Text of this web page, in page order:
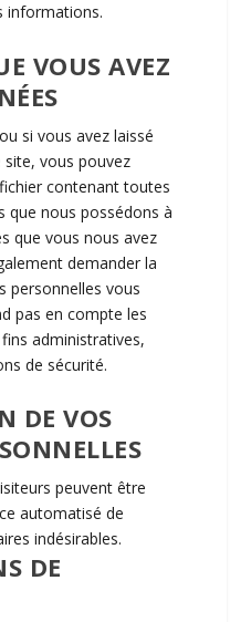
informations.
VOUS AVEZ
si vous avez laissé
vous pouvez
contenant toutes
que nous possédons à
que vous nous avez
demander la
personnelles vous
pas en compte les
administratives,
de sécurité.
DE VOS
peuvent être
automatisé de
indésirables.
DE